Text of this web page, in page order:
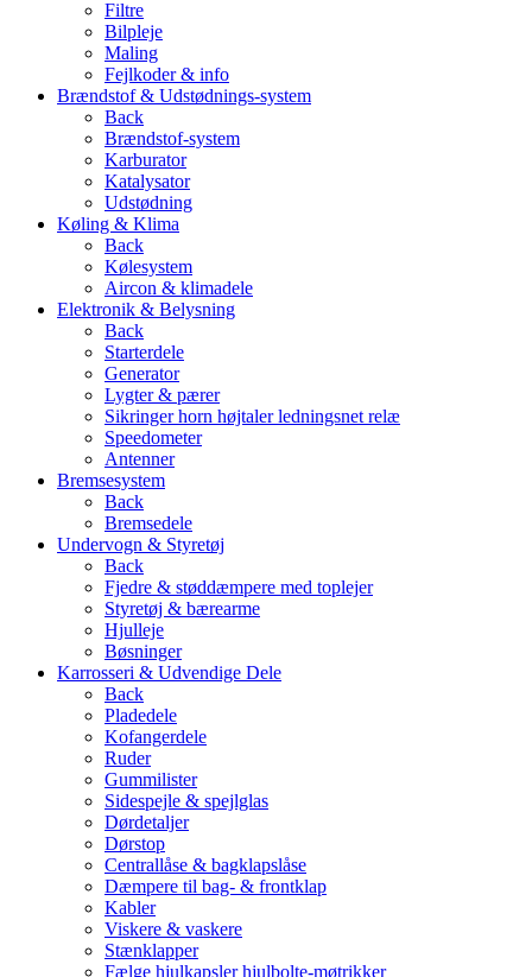
Filtre
Bilpleje
Maling
Fejlkoder & info
Brændstof & Udstødnings-system
Back
Brændstof-system
Karburator
Katalysator
Udstødning
Køling & Klima
Back
Kølesystem
Aircon & klimadele
Elektronik & Belysning
Back
Starterdele
Generator
Lygter & pærer
Sikringer horn højtaler ledningsnet relæ
Speedometer
Antenner
Bremsesystem
Back
Bremsedele
Undervogn & Styretøj
Back
Fjedre & støddæmpere med toplejer
Styretøj & bærearme
Hjulleje
Bøsninger
Karrosseri & Udvendige Dele
Back
Pladedele
Kofangerdele
Ruder
Gummilister
Sidespejle & spejlglas
Dørdetaljer
Dørstop
Centrallåse & bagklapslåse
Dæmpere til bag- & frontklap
Kabler
Viskere & vaskere
Stænklapper
Fælge hjulkapsler hjulbolte-møtrikker